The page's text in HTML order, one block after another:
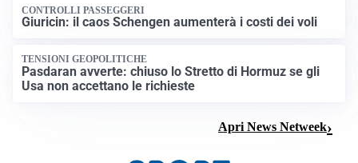
CONTROLLI PASSEGGERI
Giuricin: il caos Schengen aumenterà i costi dei voli
TENSIONI GEOPOLITICHE
Pasdaran avverte: chiuso lo Stretto di Hormuz se gli
Usa non accettano le richieste
Apri News Netweek